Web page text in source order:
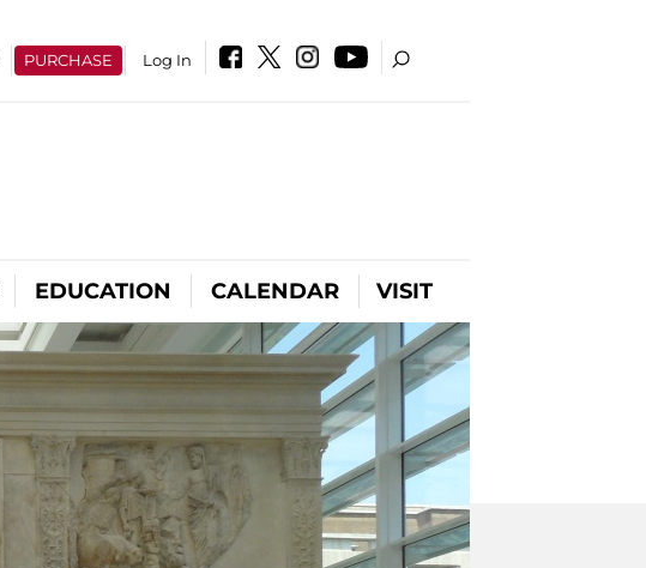
PURCHASE Log In
EDUCATION CALENDAR VISIT